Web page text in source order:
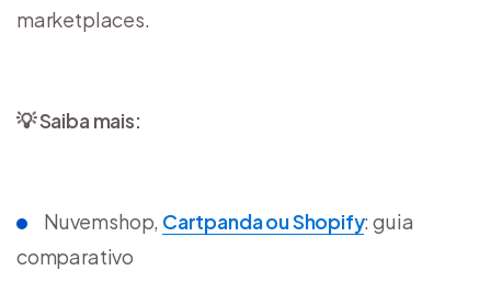
marketplaces.
💡 Saiba mais:
Nuvemshop, Cartpanda ou Shopify: guia
comparativo